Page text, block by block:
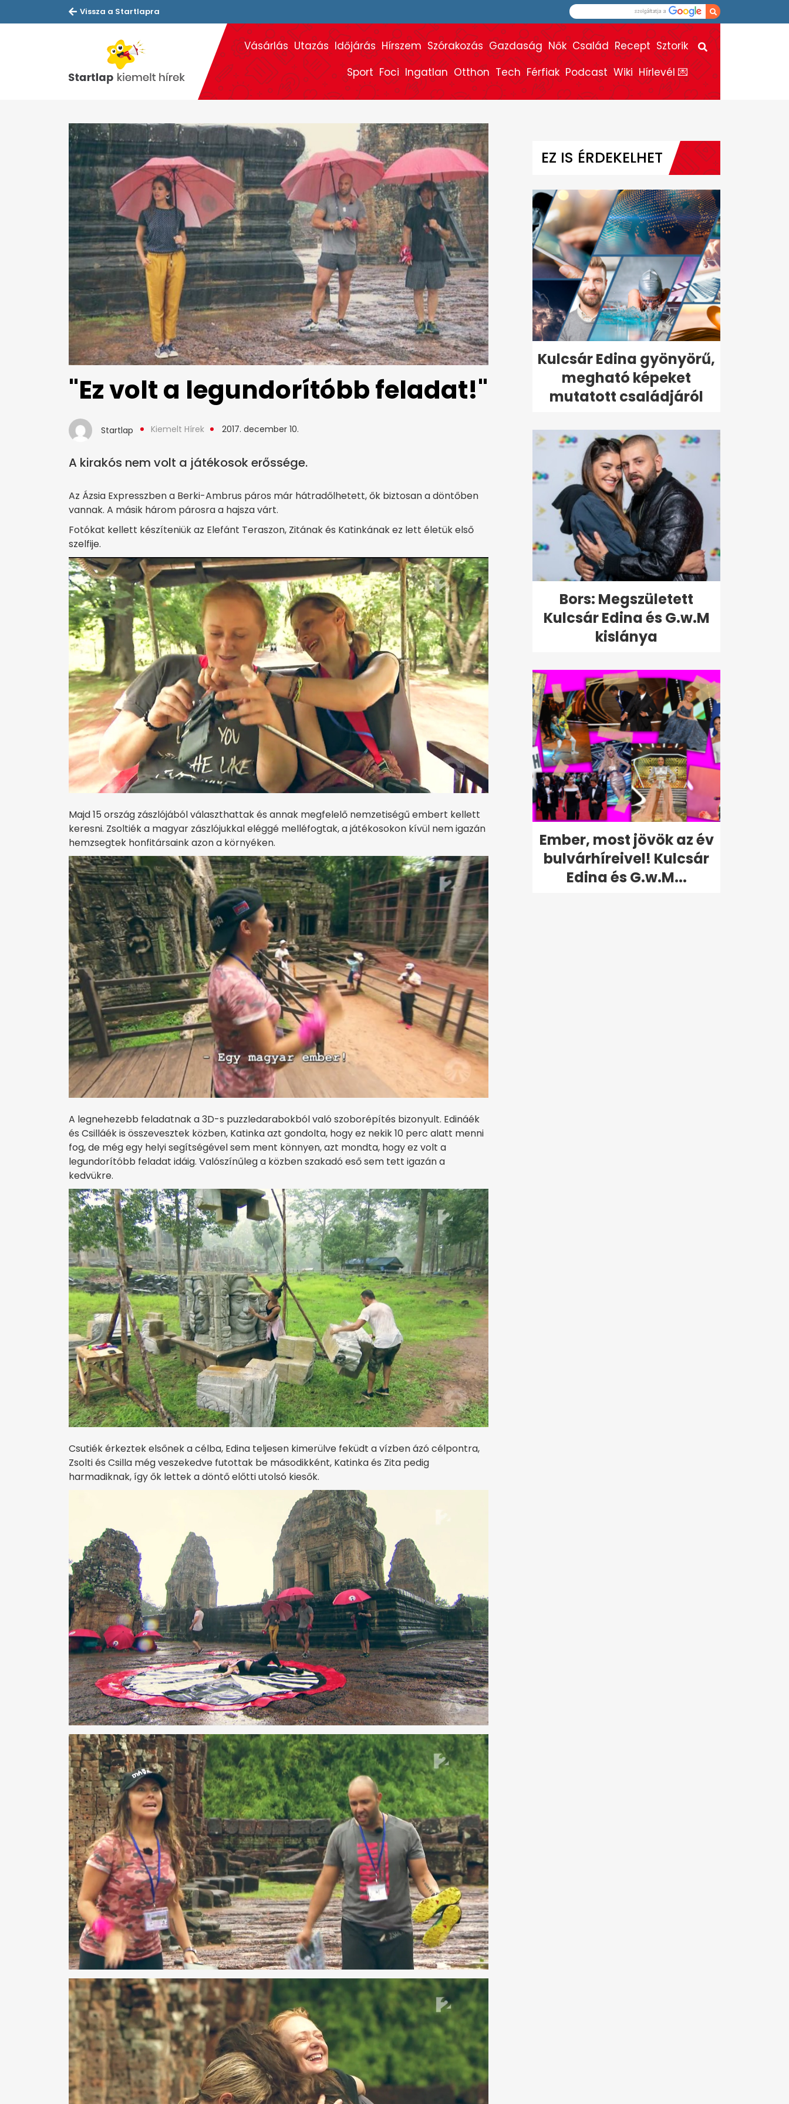
Vissza a Startlapra
Vásárlás Utazás Időjárás Hírszem Szórakozás Gazdaság Nők Család Recept Sztorik
Sport Foci Ingatlan Otthon Tech Férfiak Podcast Wiki Hírlevél 💌
"Ez volt a legundorítóbb feladat!"
Startlap Kiemelt Hírek 2017. december 10.
A kirakós nem volt a játékosok erőssége.
Az Ázsia Expresszben a Berki-Ambrus páros már hátradőlhetett, ők biztosan a döntőben
vannak. A másik három párosra a hajsza várt.
Fotókat kellett készíteniük az Elefánt Teraszon, Zitának és Katinkának ez lett életük első
szelfije.
Majd 15 ország zászlójából választhattak és annak megfelelő nemzetiségű embert kellett
keresni. Zsoltiék a magyar zászlójukkal eléggé melléfogtak, a játékosokon kívül nem igazán
hemzsegtek honfitársaink azon a környéken.
A legnehezebb feladatnak a 3D-s puzzledarabokból való szoborépítés bizonyult. Edináék
és Csilláék is összevesztek közben, Katinka azt gondolta, hogy ez nekik 10 perc alatt menni
fog, de még egy helyi segítségével sem ment könnyen, azt mondta, hogy ez volt a
legundorítóbb feladat idáig. Valószínűleg a közben szakadó eső sem tett igazán a
kedvükre.
Csutiék érkeztek elsőnek a célba, Edina teljesen kimerülve feküdt a vízben ázó célpontra,
Zsolti és Csilla még veszekedve futottak be másodikként, Katinka és Zita pedig
harmadiknak, így ők lettek a döntő előtti utolsó kiesők.
EZ IS ÉRDEKELHET
Kulcsár Edina gyönyörű,
megható képeket
mutatott családjáról
Bors: Megszületett
Kulcsár Edina és G.w.M
kislánya
Ember, most jövök az év
bulvárhíreivel! Kulcsár
Edina és G.w.M...